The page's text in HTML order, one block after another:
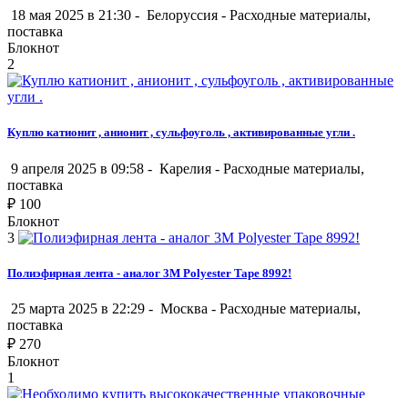
18 мая 2025 в 21:30 - Белоруссия - Расходные материалы,
поставка
Блокнот
2
Куплю катионит , анионит , сульфоуголь , активированные угли .
9 апреля 2025 в 09:58 - Карелия - Расходные материалы,
поставка
₽ 100
Блокнот
3
Полиэфирная лента - аналог 3M Polyester Tape 8992!
25 марта 2025 в 22:29 - Москва - Расходные материалы,
поставка
₽ 270
Блокнот
1